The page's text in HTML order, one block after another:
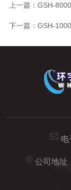
上一篇： GSH-
下一篇： GSH-
电
公司地址